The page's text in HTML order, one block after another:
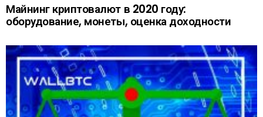
Майнинг криптовалют в 2020 году:
оборудование, монеты, оценка доходности